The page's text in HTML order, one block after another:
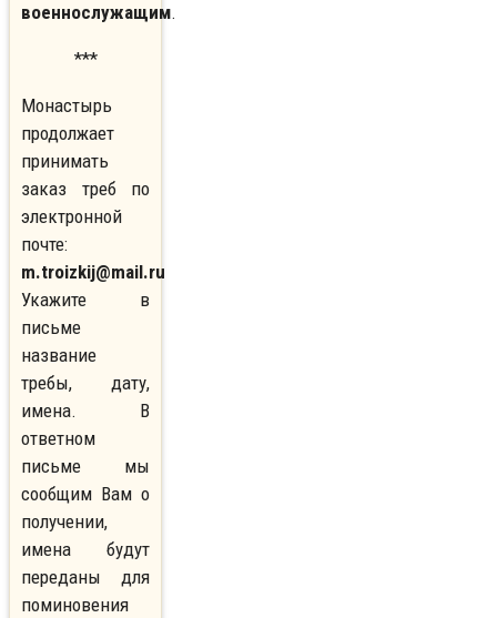
военнослужащим.
***
Монастырь
продолжает
принимать
заказ треб по
электронной
почте:
m.troizkij@mail.ru
Укажите в
письме
название
требы, дату,
имена. В
ответном
письме мы
сообщим Вам о
получении,
имена будут
переданы для
поминовения